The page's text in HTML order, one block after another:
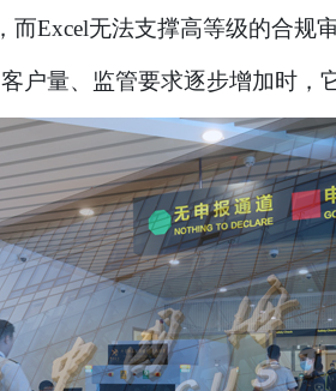
Excel无法支撑高等级的合规审
户量、监管要求逐步增加时，